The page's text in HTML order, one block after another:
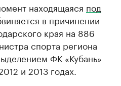
находящаяся под
в причинении
края на 886
спорта региона
ФК «Кубань»
и 2013 годах.